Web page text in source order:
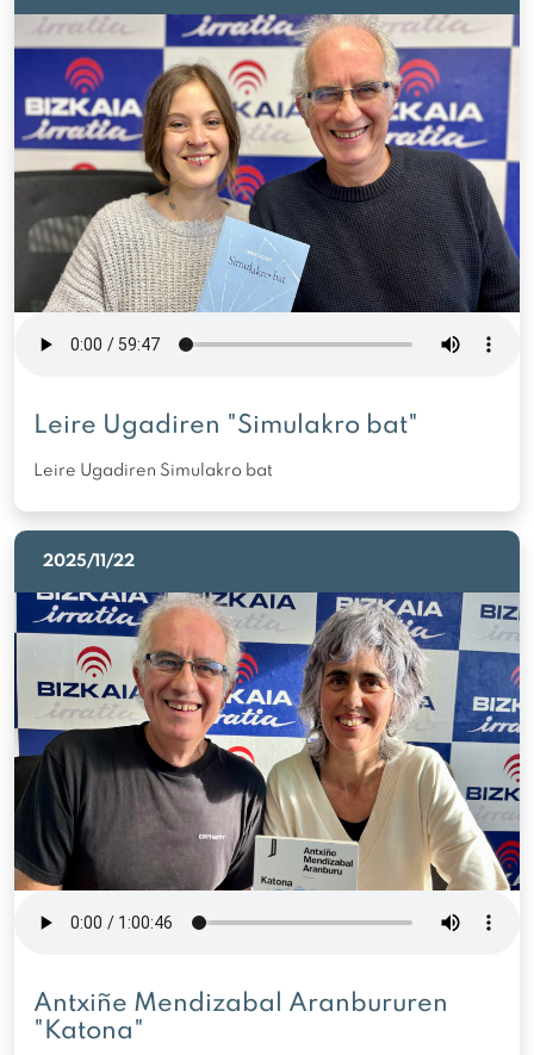
Leire Ugadiren "Simulakro bat"
Leire Ugadiren Simulakro bat
2025/11/22
Antxiñe Mendizabal Aranbururen
"Katona"